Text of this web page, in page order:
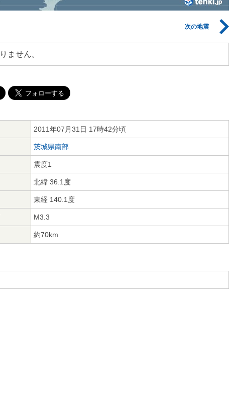
次の地震
ません。
2011年07月31日 17時42分頃
茨城県南部
震度1
北緯 36.1度
東経 140.1度
M3.3
約70km